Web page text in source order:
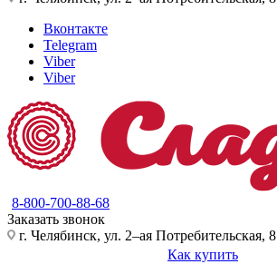
Вконтакте
Telegram
Viber
Viber
8-800-700-88-68
Заказать звонок
г. Челябинск, ул. 2–ая Потребительская, 8
Как купить